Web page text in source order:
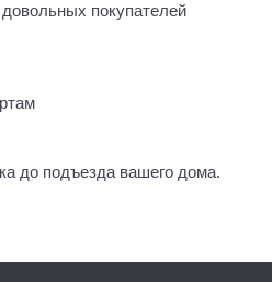
покупателей
до подъезда вашего дома.